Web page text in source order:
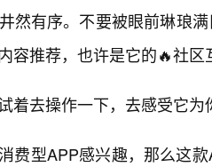
然有序。不要被眼前琳琅
容推荐，也许是它的🔥社区
着去操作一下，去感受它为
费型APP感兴趣，那么这